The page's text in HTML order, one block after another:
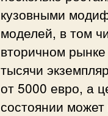
кузовными
моделей, в том
вторичном
тысячи
от 5000 евро, а
состоянии